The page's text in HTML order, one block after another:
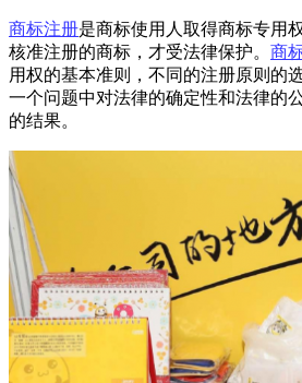
商标注册是商标使用人取得商标专用
核准注册的商标，才受法律保护。 商
用权的基本准则，不同的注册原则的
一个问题中对法律的确定性和法律的
的结果。